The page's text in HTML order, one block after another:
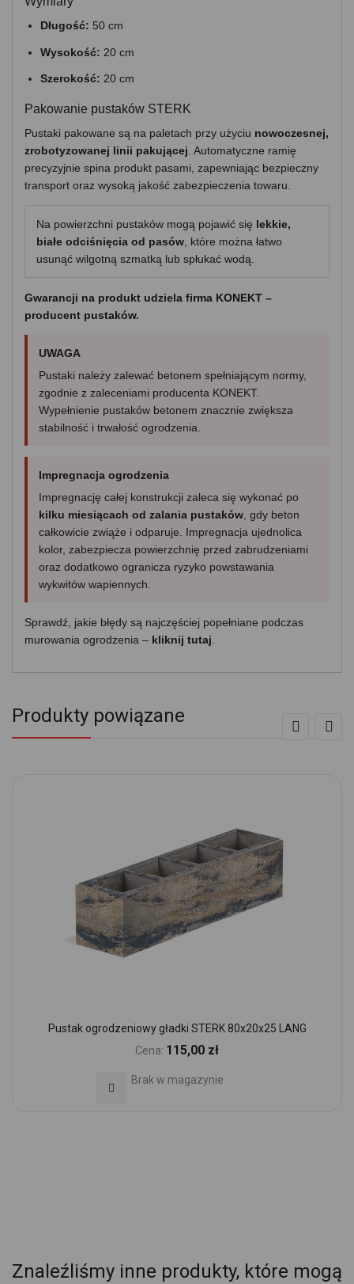
Długość: 50 cm
Wysokość: 20 cm
Szerokość: 20 cm
Pakowanie pustaków STERK
Pustaki pakowane są na paletach przy użyciu nowoczesnej,
zrobotyzowanej linii pakującej . Automatyczne ramię
precyzyjnie spina produkt pasami, zapewniając bezpieczny
transport oraz wysoką jakość zabezpieczenia towaru.
Na powierzchni pustaków mogą pojawić się lekkie,
białe odciśnięcia od pasów , które można łatwo
usunąć wilgotną szmatką lub spłukać wodą.
Gwarancji na produkt udziela firma KONEKT –
producent pustaków.
UWAGA
Pustaki należy zalewać betonem spełniającym normy,
zgodnie z zaleceniami producenta KONEKT.
Wypełnienie pustaków betonem znacznie zwiększa
stabilność i trwałość ogrodzenia.
Impregnacja ogrodzenia
Impregnację całej konstrukcji zaleca się wykonać po
kilku miesiącach od zalania pustaków , gdy beton
całkowicie zwiąże i odparuje. Impregnacja ujednolica
kolor, zabezpiecza powierzchnię przed zabrudzeniami
oraz dodatkowo ogranicza ryzyko powstawania
wykwitów wapiennych.
Sprawdź, jakie błędy są najczęściej popełniane podczas
murowania ogrodzenia – kliknij tutaj
Produkty powiązane
Pustak ogrodzeniowy gładki STERK 80x20x25 LANG
Cena: 115,00 zł
Brak w magazynie
Dodaj do Ulubionych
Znaleźliśmy inne produkty, które mogą